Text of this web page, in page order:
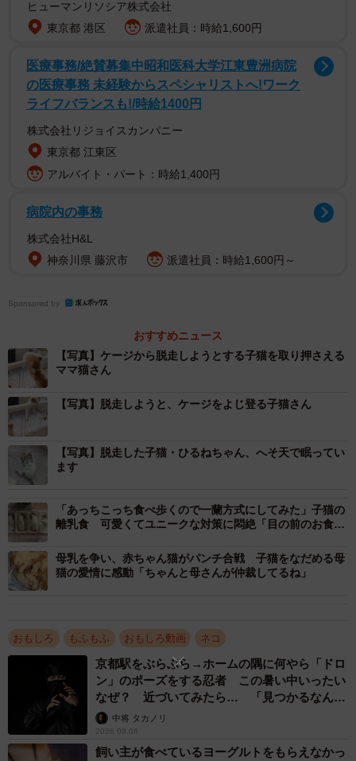
ヒューマンリソシア株式会社
東京都 港区
派遣社員：時給1,600円
医療事務/絶賛募集中昭和医科大学江東豊洲病院
の医療事務 未経験からスペシャリストへ!ワーク
ライフバランスも!/時給1400円
株式会社リジョイスカンパニー
東京都 江東区
アルバイト・パート：時給1,400円
病院内の事務
株式会社H&L
神奈川県 藤沢市
派遣社員：時給1,600円～
Sponsored by
おすすめニュース
【写真】ケージから脱走しようとする子猫を取り押さえる
ママ猫さん
【写真】脱走しようと、ケージをよじ登る子猫さん
【写真】脱走した子猫・ひるねちゃん、へそ天で眠ってい
ます
「あっちこっち食べ歩くので一蘭方式にしてみた」子猫の
離乳食 可愛くてユニークな対策に悶絶「目の前のお食事
母乳を争い、赤ちゃん猫がパンチ合戦 子猫をなだめる母
猫の愛情に感動「ちゃんと母さんが仲裁してるね」
おもしろ もふもふ おもしろ動画 ネコ
京都駅をぶらぶら→ホームの隅に何やら「ドロ
ン」のポーズをする忍者 この暑い中いったい
なぜ？ 近づいてみたら… 「見つかるなんて
未熟」中将 タカノリ
2026.08.06
飼い主が食べているヨーグルトをもらえなかっ